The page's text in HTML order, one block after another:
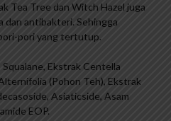
Tea Tree dan Witch Hazel juga
dan antibakteri. Sehingga
pori yang tertutup.
Ekstrak Centella
(Pohon Teh), Ekstrak
Asiaticside, Asam
EOP.